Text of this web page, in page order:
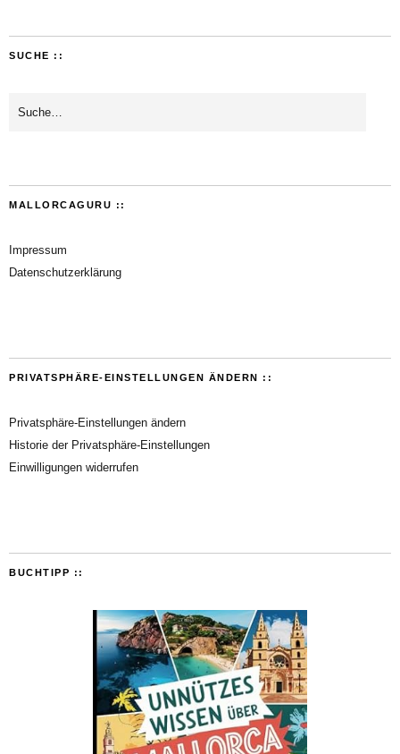
SUCHE ::
MALLORCAGURU ::
Impressum
Datenschutzerklärung
PRIVATSPHÄRE-EINSTELLUNGEN ÄNDERN ::
Privatsphäre-Einstellungen ändern
Historie der Privatsphäre-Einstellungen
Einwilligungen widerrufen
BUCHTIPP ::